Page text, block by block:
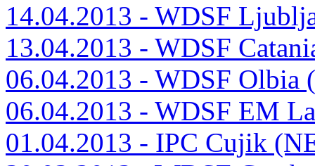
14.04.2013 - WDSF
13.04.2013 - WDSF
06.04.2013 - WDSF Olbia
06.04.2013 - WDSF EM
01.04.2013 - IPC Cujik